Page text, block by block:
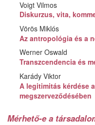
Voigt Vilmos
Diskurzus, vita,
Vörös Miklós
Az antropológia és a
Werner Oswald
Transzcendencia és
Karády Viktor
A legitimitás kérdése
megszerveződésében
Mérhető-e a